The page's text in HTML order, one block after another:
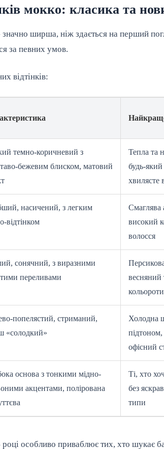
мокко: класика та
ширша, ніж здається на перший
за певних умов.
відтінків:
темно-коричневий з
бежевим блиском, матовий
Тепла та
будь-який
хвилясте
насичений, з легким
відтінком
Смаглява
високий
волосся
сонячний, з виразними
переливами
весняний
попелястий, стриманий,
«солодкий»
Холодна
підтоном,
офісний
основа з тонкими мідно-
акцентами, полірована
Ті, хто
без
типи
особливо приваблює тих, хто шукає